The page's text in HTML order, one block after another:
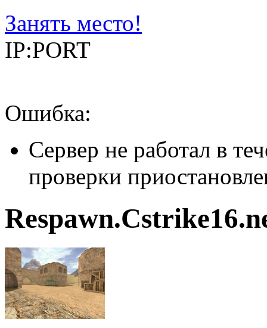
Занять место!
IP:PORT
Ошибка:
Сервер не работал в
проверки